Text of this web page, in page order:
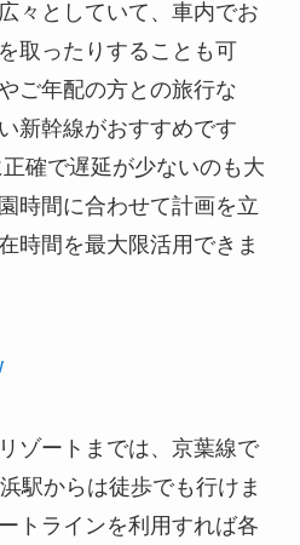
々としていて、車内でお
取ったりすることも可
ご年配の方との旅行な
新幹線がおすすめです
確で遅延が少ないのも大
時間に合わせて計画を立
時間を最大限活用できま
ゾートまでは、京葉線で
駅からは徒歩でも行けま
トラインを利用すれば各